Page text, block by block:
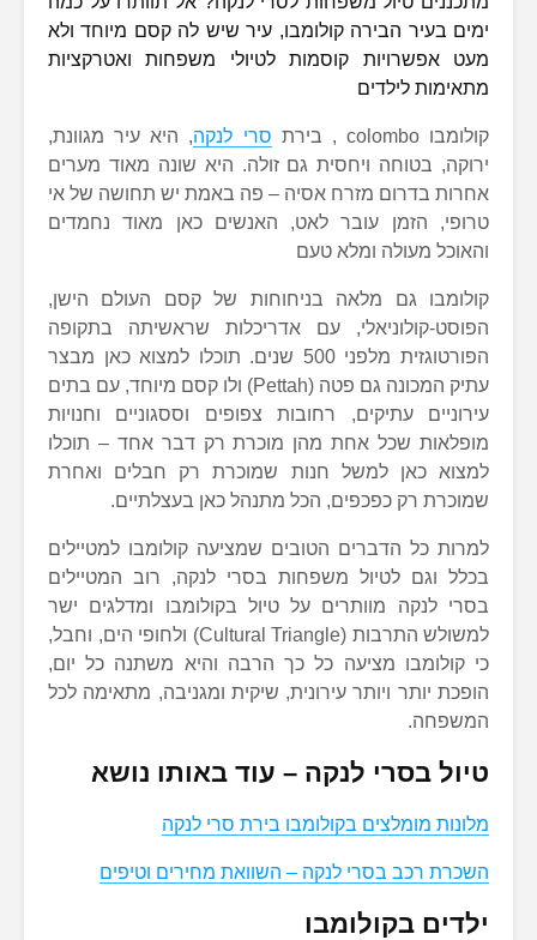
ימים בעיר הבירה קולומבו, עיר שיש לה קסם מיוחד ולא
מעט אפשרויות קוסמות לטיולי משפחות ואטרקציות
מתאימות לילדים
קולומבו colombo , בירת סרי לנקה, היא עיר מגוונת,
ירוקה, בטוחה ויחסית גם זולה. היא שונה מאוד מערים
אחרות בדרום מזרח אסיה – פה באמת יש תחושה של אי
טרופי, הזמן עובר לאט, האנשים כאן מאוד נחמדים
והאוכל מעולה ומלא טעם
קולומבו גם מלאה בניחוחות של קסם העולם הישן,
הפוסט-קולוניאלי, עם אדריכלות שראשיתה בתקופה
הפורטוגזית מלפני 500 שנים. תוכלו למצוא כאן מבצר
עתיק המכונה גם פטה (Pettah) ולו קסם מיוחד, עם בתים
עירוניים עתיקים, רחובות צפופים וססגוניים וחנויות
מופלאות שכל אחת מהן מוכרת רק דבר אחד – תוכלו
למצוא כאן למשל חנות שמוכרת רק חבלים ואחרת
שמוכרת רק כפכפים, הכל מתנהל כאן בעצלתיים.
למרות כל הדברים הטובים שמציעה קולומבו למטיילים
בכלל וגם לטיול משפחות בסרי לנקה, רוב המטיילים
בסרי לנקה מוותרים על טיול בקולומבו ומדלגים ישר
למשולש התרבות (Cultural Triangle) ולחופי הים, וחבל,
כי קולומבו מציעה כל כך הרבה והיא משתנה כל יום,
הופכת יותר ויותר עירונית, שיקית ומגניבה, מתאימה לכל
המשפחה.
טיול בסרי לנקה – עוד באותו נושא
מלונות מומלצים בקולומבו בירת סרי לנקה
השכרת רכב בסרי לנקה – השוואת מחירים וטיפים
ילדים בקולומבו